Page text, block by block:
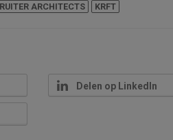
ARCHITECTS KRFT
Delen op LinkedIn